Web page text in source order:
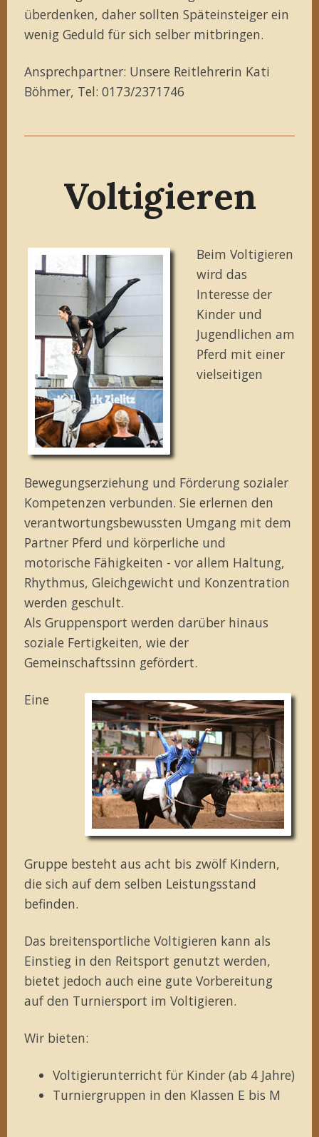
überdenken, daher sollten Späteinsteiger ein
wenig Geduld für sich selber mitbringen.
Ansprechpartner: Unsere Reitlehrerin Kati
Böhmer, Tel: 0173/2371746
Voltigieren
Beim Voltigieren
wird das
Interesse der
Kinder und
Jugendlichen am
Pferd mit einer
vielseitigen
Bewegungserziehung und Förderung sozialer
Kompetenzen verbunden. Sie erlernen den
verantwortungsbewussten Umgang mit dem
Partner Pferd und körperliche und
motorische Fähigkeiten - vor allem Haltung,
Rhythmus, Gleichgewicht und Konzentration
werden geschult.
Als Gruppensport werden darüber hinaus
soziale Fertigkeiten, wie der
Gemeinschaftssinn gefördert.
Eine
Gruppe besteht aus acht bis zwölf Kindern,
die sich auf dem selben Leistungsstand
befinden.
Das breitensportliche Voltigieren kann als
Einstieg in den Reitsport genutzt werden,
bietet jedoch auch eine gute Vorbereitung
auf den Turniersport im Voltigieren.
Wir bieten:
Voltigierunterricht für Kinder (ab 4 Jahre)
Turniergruppen in den Klassen E bis M